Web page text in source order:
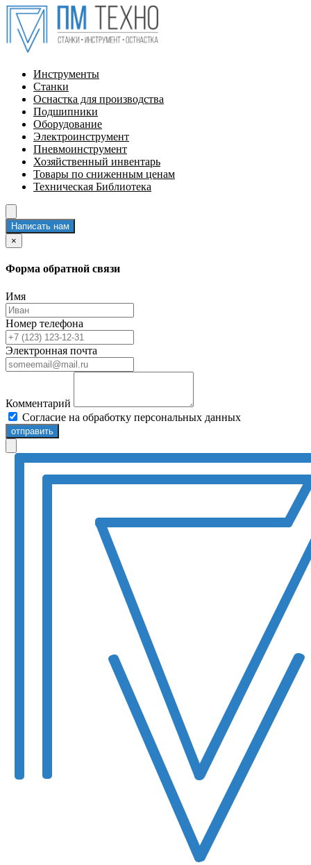
Инструменты
Станки
Оснастка для производства
Подшипники
Оборудование
Электроинструмент
Пневмоинструмент
Хозяйственный инвентарь
Товары по сниженным ценам
Техническая Библиотека
Написать нам
×
Форма обратной связи
Имя
Номер телефона
Электронная почта
Комментарий
Согласие на обработку персональных данных
отправить